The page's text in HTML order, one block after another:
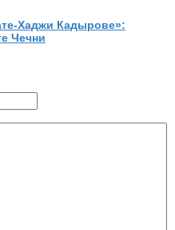
Хаджи Кадырове»:
Чечни